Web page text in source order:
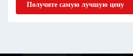
Получите самую лучшую цену